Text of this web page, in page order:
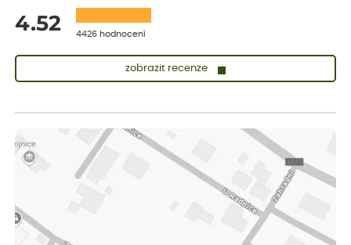
4.52 4426 hodnocení
zobrazit recenze
Vše přišlo velice rychle krásně zabalené. Rostlinky po přesazení
velice dobře prospívají
Jarda
Dobrý den, byli jsme spokojeni